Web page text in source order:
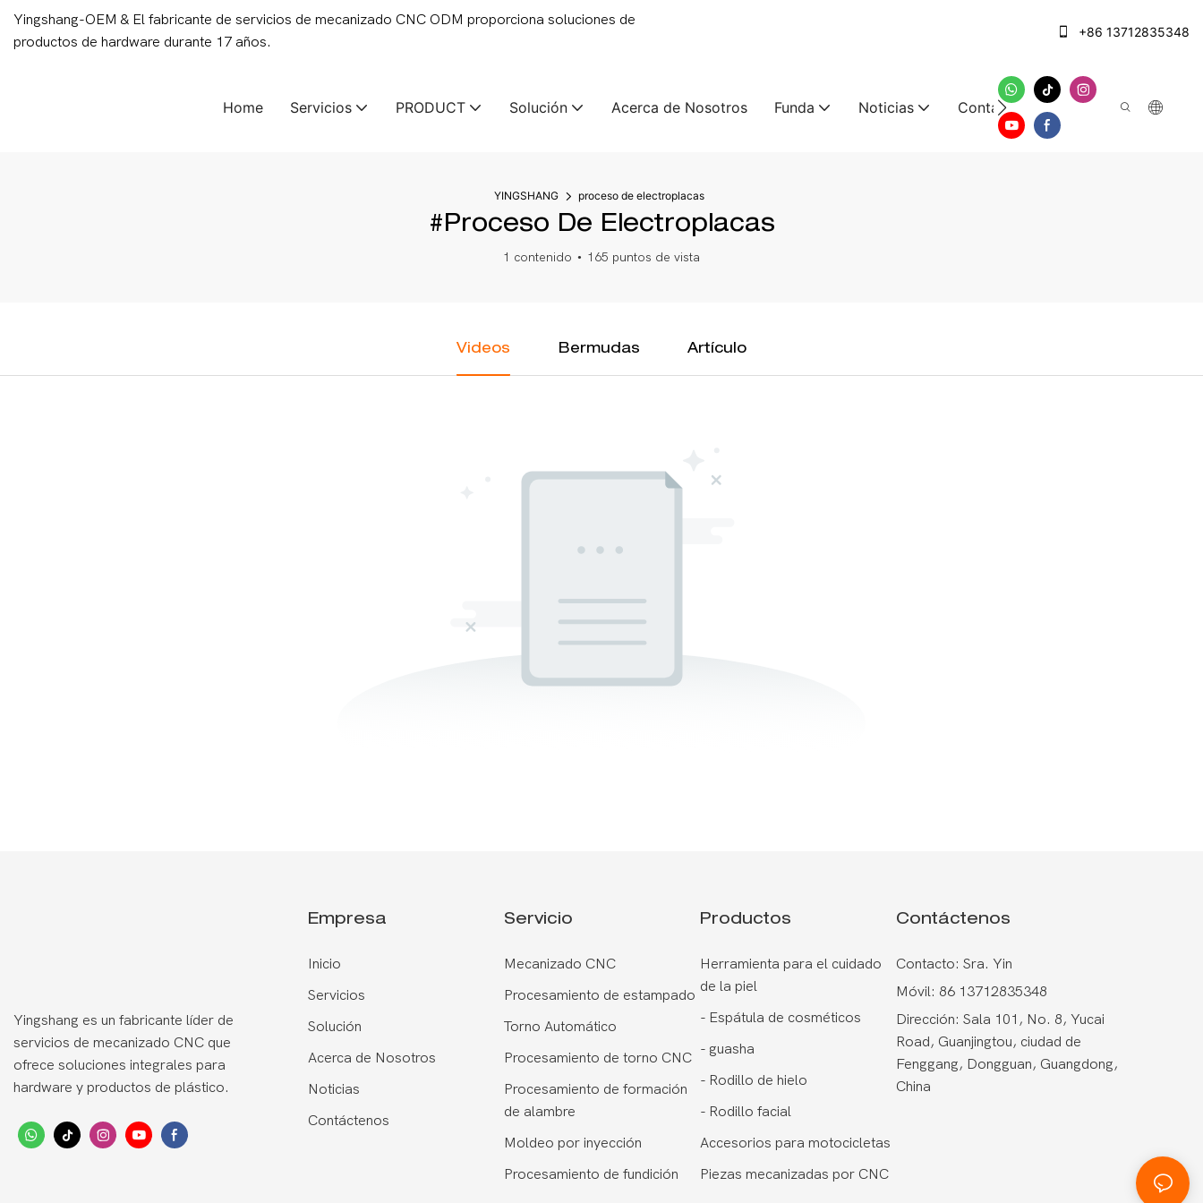
Yingshang-OEM & El fabricante de servicios de mecanizado CNC ODM proporciona soluciones de
productos de hardware durante 17 años.
+86 13712835348
Home Servicios PRODUCT Solución Acerca de Nosotros Funda Noticias Contáctenos
YINGSHANG proceso de electroplacas
#proceso De Electroplacas
1 contenido 165 puntos de vista
Videos Bermudas Artículo
Yingshang es un fabricante líder de
servicios de mecanizado CNC que
ofrece soluciones integrales para
hardware y productos de plástico.
Empresa
Inicio
Servicios
Solución
Acerca de Nosotros
Noticias
Contáctenos
Servicio
Mecanizado CNC
Procesamiento de estampado
Torno Automático
Procesamiento de torno CNC
Procesamiento de formación
de alambre
Moldeo por inyección
Procesamiento de fundición
Productos
Herramienta para el cuidado
de la piel
-Espátula de cosméticos
-guasha
-Rodillo de hielo
-Rodillo facial
Accesorios para motocicletas
Piezas mecanizadas por CNC
Contáctenos
Contacto: Sra. Yin
Móvil: 86 13712835348
Dirección: Sala 101, No. 8, Yucai
Road, Guanjingtou, ciudad de
Fenggang, Dongguan, Guangdong,
China